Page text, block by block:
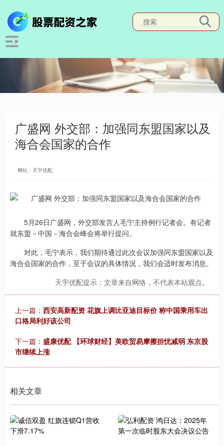
广盛网 外交部：加强同东盟国家以及
海合会国家的合作
网站：天宇优配
5月26日广盛网，外交部发言人毛宁主持例行记者会。有记者
就东盟－中国－海合会峰会将举行提问。
对此，毛宁表示，我们期待通过此次会议加强同东盟国家以及
海合会国家的合作，至于会议的具体情况，我们会适时发布消息。
天宇优配提示：文章来自网络，不代表本站观点。
上一篇： 西安高新配资 花旗上调比亚迪目标价 称中国乘用车出
口格局利好该公司
下一篇： 盛康优配 【环球财经】美欧贸易摩擦担忧减弱 东京股
市继续上涨
相关文章